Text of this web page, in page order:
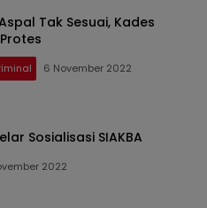
Tak Sesuai, Kades
6 November 2022
Sosialisasi SIAKBA
2022